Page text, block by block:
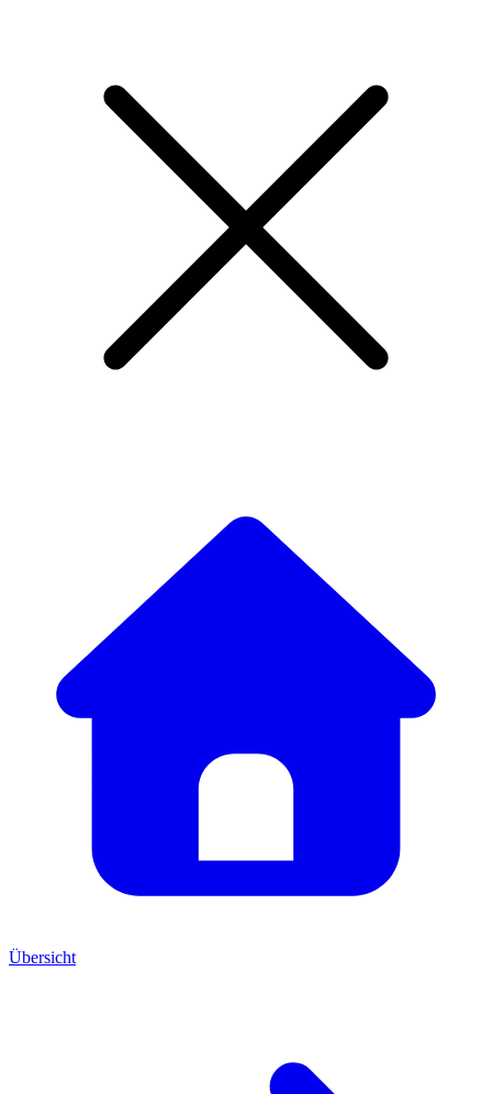
Übersicht